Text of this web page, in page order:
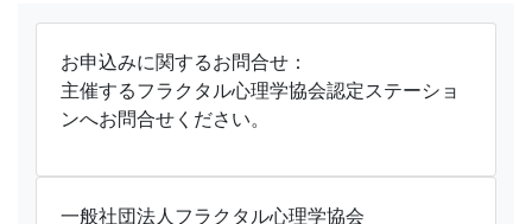
お申込みに関するお問合せ：
主催するフラクタル心理学協会認定ステーショ
ンへお問合せください。
一般社団法人フラクタル心理学協会